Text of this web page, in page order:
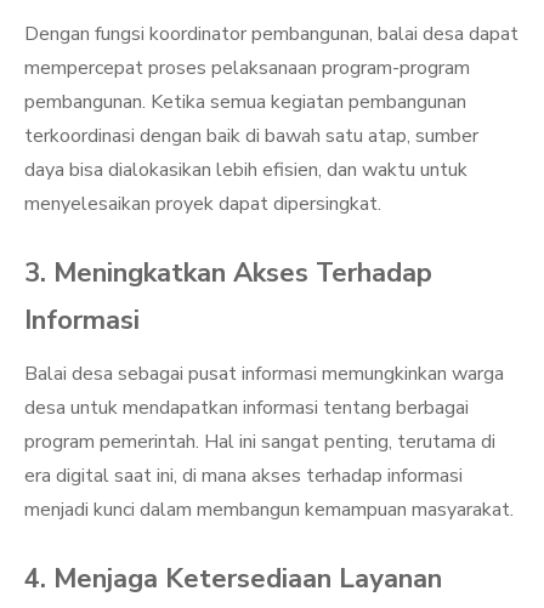
Dengan fungsi koordinator pembangunan, balai desa dapat
mempercepat proses pelaksanaan program-program
pembangunan. Ketika semua kegiatan pembangunan
terkoordinasi dengan baik di bawah satu atap, sumber
daya bisa dialokasikan lebih efisien, dan waktu untuk
menyelesaikan proyek dapat dipersingkat.
3. Meningkatkan Akses Terhadap
Informasi
Balai desa sebagai pusat informasi memungkinkan warga
desa untuk mendapatkan informasi tentang berbagai
program pemerintah. Hal ini sangat penting, terutama di
era digital saat ini, di mana akses terhadap informasi
menjadi kunci dalam membangun kemampuan masyarakat.
4. Menjaga Ketersediaan Layanan